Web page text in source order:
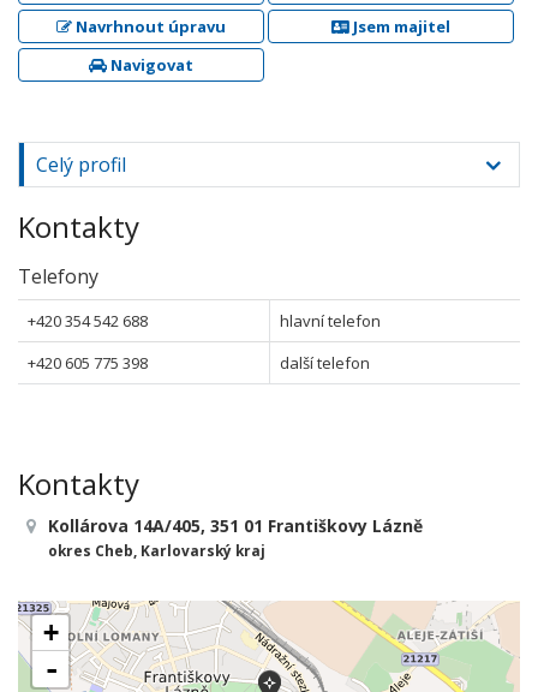
Navrhnout úpravu
Jsem majitel
Navigovat
Celý profil
Kontakty
Telefony
+420 354 542 688
hlavní telefon
+420 605 775 398
další telefon
Kontakty
Kollárova 14A/405, 351 01 Františkovy Lázně
okres Cheb, Karlovarský kraj
+
-